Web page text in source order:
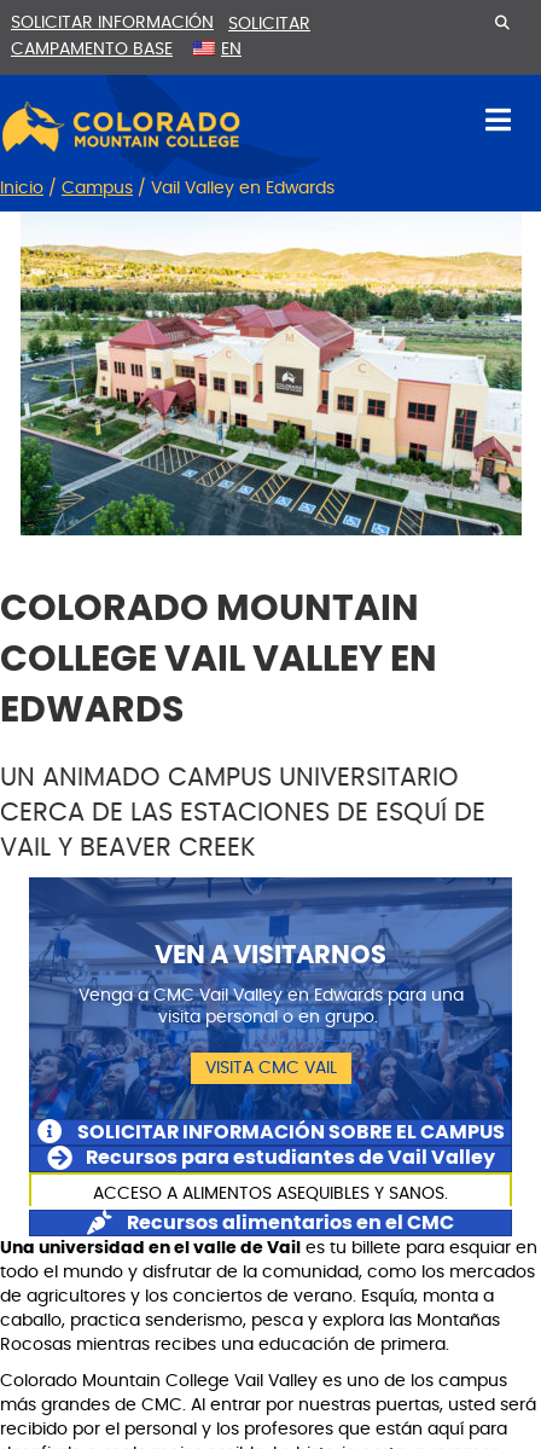
al
contenido
la
SOLICITAR INFORMACIÓN
SOLICITAR
CAMPAMENTO BASE
EN
Inicio / Campus / Vail Valley en Edwards
COLORADO MOUNTAIN
COLLEGE VAIL VALLEY EN
EDWARDS
UN ANIMADO CAMPUS UNIVERSITARIO
CERCA DE LAS ESTACIONES DE ESQUÍ DE
VAIL Y BEAVER CREEK
Una universidad en el valle de Vail es tu billete para esquiar en
todo el mundo y disfrutar de la comunidad, como los mercados
de agricultores y los conciertos de verano. Esquía, monta a
caballo, practica senderismo, pesca y explora las Montañas
Rocosas mientras recibes una educación de primera.
Colorado Mountain College Vail Valley es uno de los campus
más grandes de CMC. Al entrar por nuestras puertas, usted será
recibido por el personal y los profesores que están aquí para
VEN A VISITARNOS
Venga a CMC Vail Valley en Edwards para una
visita personal o en grupo.
VISITA CMC VAIL
SOLICITAR INFORMACIÓN SOBRE EL CAMPUS
Recursos para estudiantes de Vail Valley
ACCESO A ALIMENTOS ASEQUIBLES Y SANOS.
Recursos alimentarios en el CMC